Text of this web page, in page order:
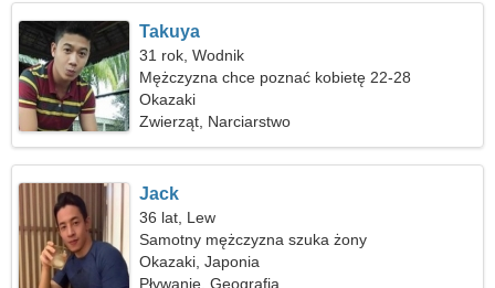
Takuya
31 rok, Wodnik
Mężczyzna chce poznać kobietę 22-28
Okazaki
Zwierząt, Narciarstwo
Jack
36 lat, Lew
Samotny mężczyzna szuka żony
Okazaki, Japonia
Pływanie, Geografia